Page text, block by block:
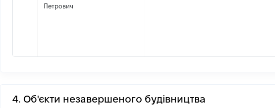
Петрович
4. Об'єкти незавершеного будівництва